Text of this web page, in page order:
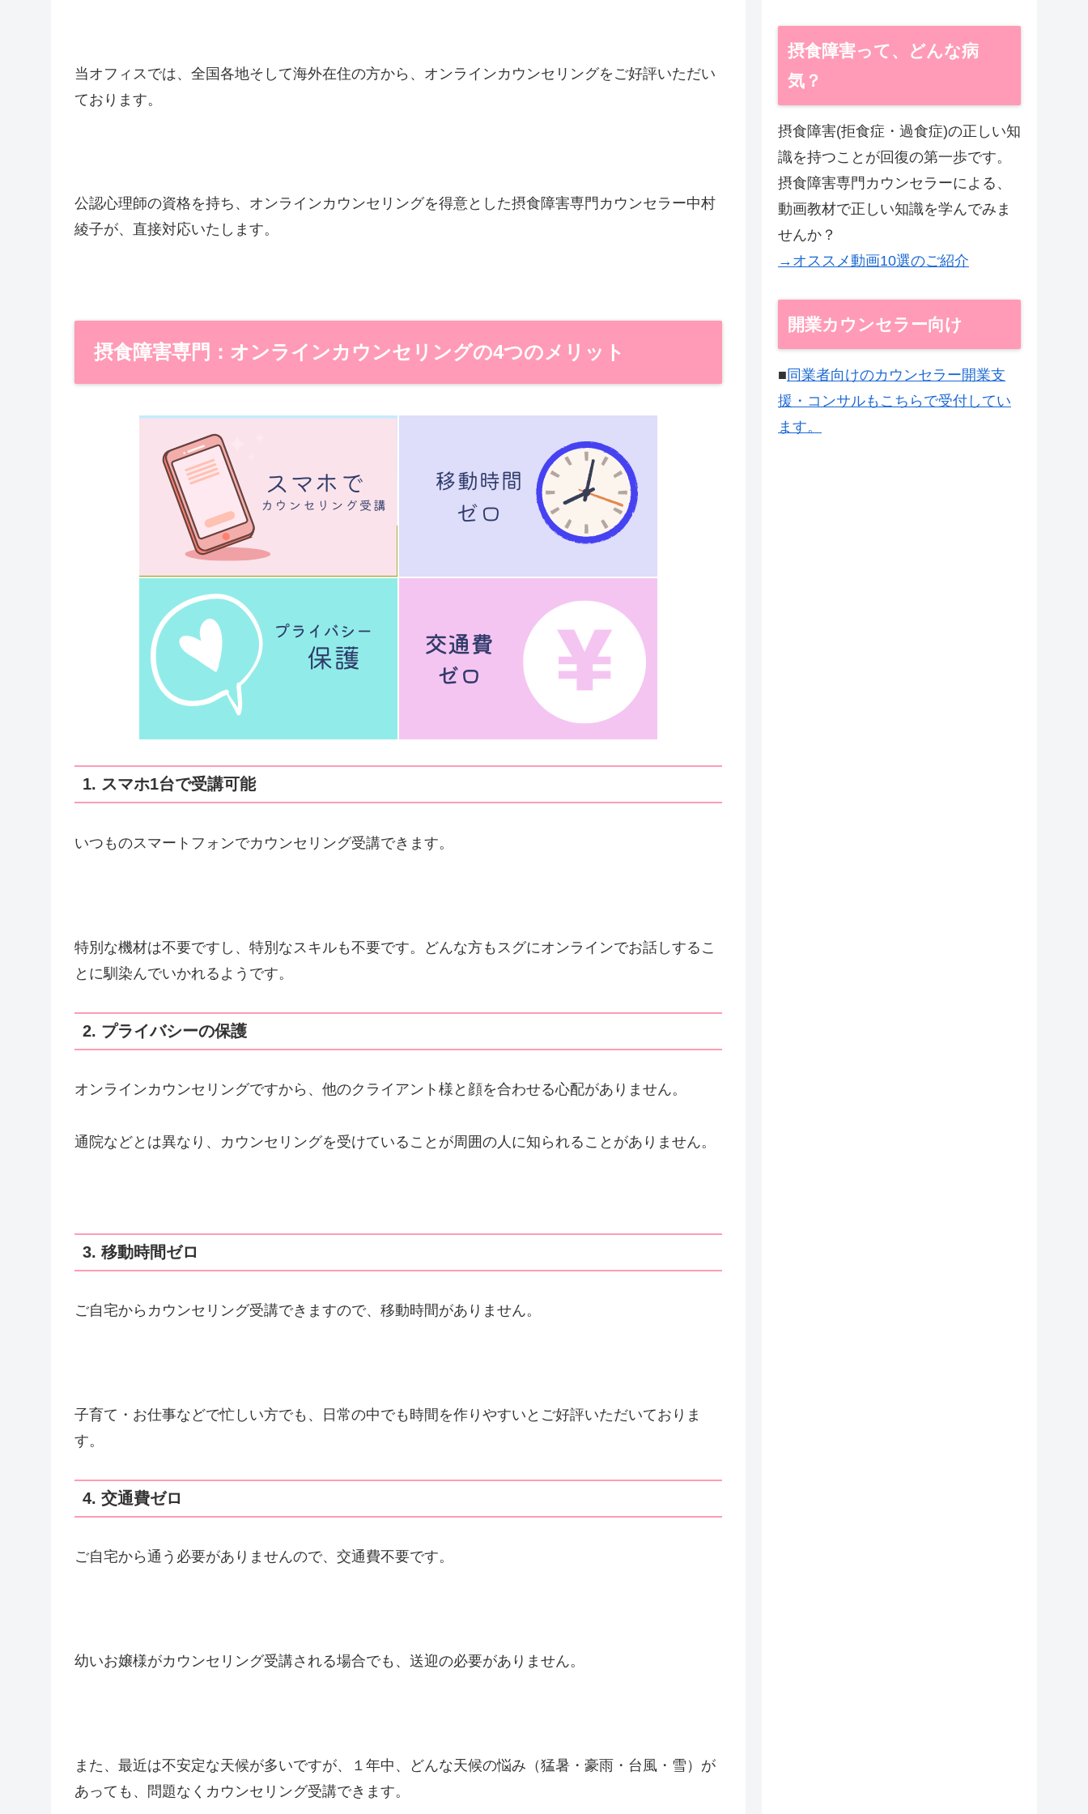
当オフィスでは、全国各地そして海外在住の方から、オンラインカウンセリングをご好評いただい
ております。
公認心理師の資格を持ち、オンラインカウンセリングを得意とした摂食障害専門カウンセラー中村
綾子が、直接対応いたします。
摂食障害専門：オンラインカウンセリングの4つのメリット
1. スマホ1台で受講可能
いつものスマートフォンでカウンセリング受講できます。
特別な機材は不要ですし、特別なスキルも不要です。どんな方もスグにオンラインでお話しするこ
とに馴染んでいかれるようです。
2. プライバシーの保護
オンラインカウンセリングですから、他のクライアント様と顔を合わせる心配がありません。
通院などとは異なり、カウンセリングを受けていることが周囲の人に知られることがありません。
3. 移動時間ゼロ
ご自宅からカウンセリング受講できますので、移動時間がありません。
子育て・お仕事などで忙しい方でも、日常の中でも時間を作りやすいとご好評いただいておりま
す。
4. 交通費ゼロ
ご自宅から通う必要がありませんので、交通費不要です。
幼いお嬢様がカウンセリング受講される場合でも、送迎の必要がありません。
また、最近は不安定な天候が多いですが、１年中、どんな天候の悩み（猛暑・豪雨・台風・雪）が
あっても、問題なくカウンセリング受講できます。
摂食障害って、どんな病
気？
摂食障害(拒食症・過食症)の正しい知
識を持つことが回復の第一歩です。
摂食障害専門カウンセラーによる、
動画教材で正しい知識を学んでみま
せんか？
→オススメ動画10選のご紹介
開業カウンセラー向け
■ 同業者向けのカウンセラー開業支
援・コンサルもこちらで受付してい
ます。